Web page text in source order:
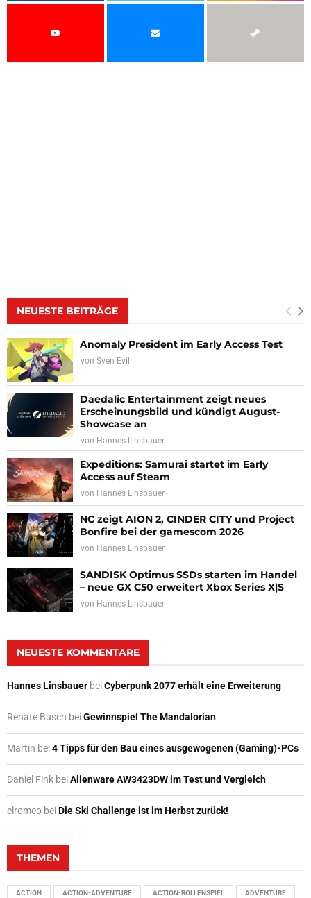
NEUESTE BEITRÄGE
Anomaly President im Early Access Test
von Sven Evil
Daedalic Entertainment zeigt neues
Erscheinungsbild und kündigt August-
Showcase an
von Hannes Linsbauer
Expeditions: Samurai startet im Early
Access auf Steam
von Hannes Linsbauer
NC zeigt AION 2, CINDER CITY und Project
Bonfire bei der gamescom 2026
von Hannes Linsbauer
SANDISK Optimus SSDs starten im Handel
– neue GX C50 erweitert Xbox Series X|S
von Hannes Linsbauer
NEUESTE KOMMENTARE
Hannes Linsbauer beiCyberpunk 2077 erhält eine Erweiterung
Renate Busch beiGewinnspiel The Mandalorian
Martin bei4 Tipps für den Bau eines ausgewogenen (Gaming)-PCs
Daniel Fink beiAlienware AW3423DW im Test und Vergleich
elromeo beiDie Ski Challenge ist im Herbst zurück!
THEMEN
ACTION ACTION-ADVENTURE ACTION-ROLLENSPIEL ADVENTURE